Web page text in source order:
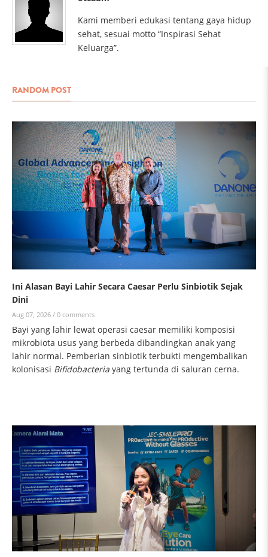
Kami memberi edukasi tentang gaya hidup
sehat, sesuai motto “Inspirasi Sehat
Keluarga”.
RANDOM POST
Ini Alasan Bayi Lahir Secara Caesar Perlu Sinbiotik Sejak
Dini
Aug 07, 2026 / 0 comments
Bayi yang lahir lewat operasi caesar memiliki komposisi
mikrobiota usus yang berbeda dibandingkan anak yang
lahir normal. Pemberian sinbiotik terbukti mengembalikan
kolonisasi Bifidobacteria yang tertunda di saluran cerna.